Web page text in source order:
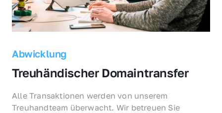
Abwicklung
Treuhändischer Domaintransfer
Alle Transaktionen werden von unserem
Treuhandteam überwacht. Wir betreuen Sie